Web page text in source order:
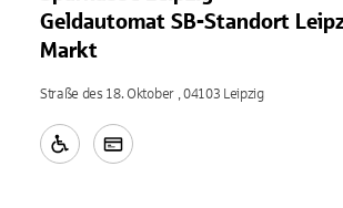
Geldautomat SB-Standort
Markt
Straße des 18. Oktober , 04103 Leipzig